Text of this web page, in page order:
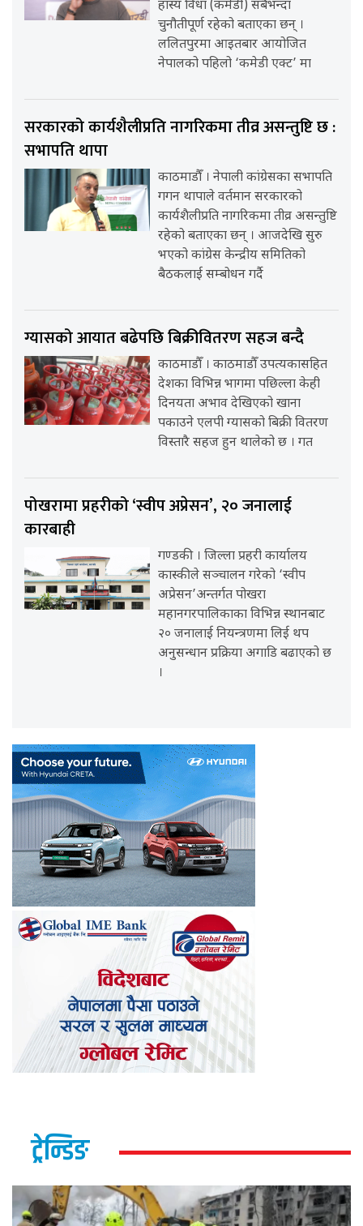
हास्य विधा (कमेडी) सबैभन्दा
चुनौतीपूर्ण रहेको बताएका छन् ।
ललितपुरमा आइतबार आयोजित
नेपालको पहिलो ‘कमेडी एक्ट’ मा
सरकारको कार्यशैलीप्रति नागरिकमा तीव्र असन्तुष्टि छ :
सभापति थापा
काठमाडौँ । नेपाली कांग्रेसका सभापति
गगन थापाले वर्तमान सरकारको
कार्यशैलीप्रति नागरिकमा तीव्र असन्तुष्टि
रहेको बताएका छन् । आजदेखि सुरु
भएको कांग्रेस केन्द्रीय समितिको
बैठकलाई सम्बोधन गर्दै
ग्यासको आयात बढेपछि बिक्रीवितरण सहज बन्दै
काठमाडौँ । काठमाडौँ उपत्यकासहित
देशका विभिन्न भागमा पछिल्ला केही
दिनयता अभाव देखिएको खाना
पकाउने एलपी ग्यासको बिक्री वितरण
विस्तारै सहज हुन थालेको छ । गत
पोखरामा प्रहरीको ‘स्वीप अप्रेसन’, २० जनालाई
कारबाही
गण्डकी । जिल्ला प्रहरी कार्यालय
कास्कीले सञ्चालन गरेको ‘स्वीप
अप्रेसन’अन्तर्गत पोखरा
महानगरपालिकाका विभिन्न स्थानबाट
२० जनालाई नियन्त्रणमा लिई थप
अनुसन्धान प्रक्रिया अगाडि बढाएको छ
।
ट्रेन्डिङ